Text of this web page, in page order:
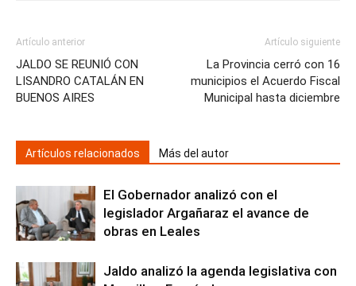
Artículo anterior
JALDO SE REUNIÓ CON
LISANDRO CATALÁN EN
BUENOS AIRES
Artículo siguiente
La Provincia cerró con 16
municipios el Acuerdo Fiscal
Municipal hasta diciembre
Artículos relacionados Más del autor
El Gobernador analizó con el
legislador Argañaraz el avance de
obras en Leales
Jaldo analizó la agenda legislativa con